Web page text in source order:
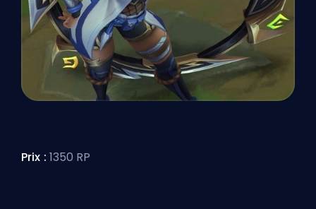
Prix : 1350 RP